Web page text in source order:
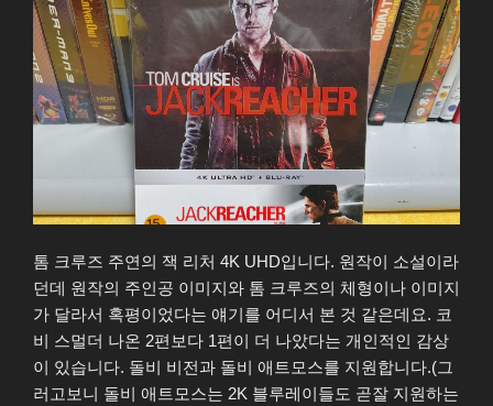
톰 크루즈 주연의 잭 리처 4K UHD입니다. 원작이 소설이라
던데 원작의 주인공 이미지와 톰 크루즈의 체형이나 이미지
가 달라서 혹평이었다는 얘기를 어디서 본 것 같은데요. 코
비 스멀더 나온 2편보다 1편이 더 나았다는 개인적인 감상
이 있습니다. 돌비 비전과 돌비 애트모스를 지원합니다.(그
러고보니 돌비 애트모스는 2K 블루레이들도 곧잘 지원하는